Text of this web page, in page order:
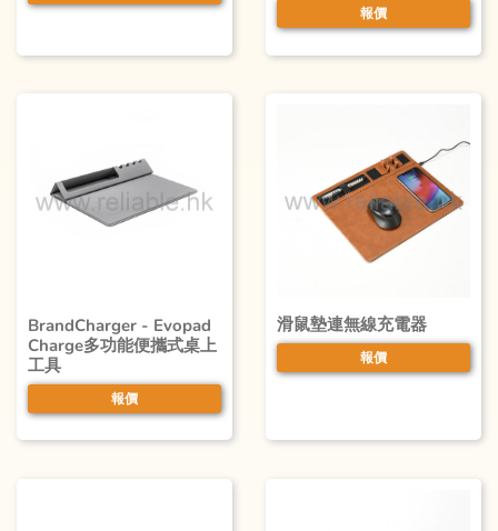
報價
BrandCharger - Evopad
Charge多功能便攜式桌上
工具
報價
滑鼠墊連無線充電器
報價